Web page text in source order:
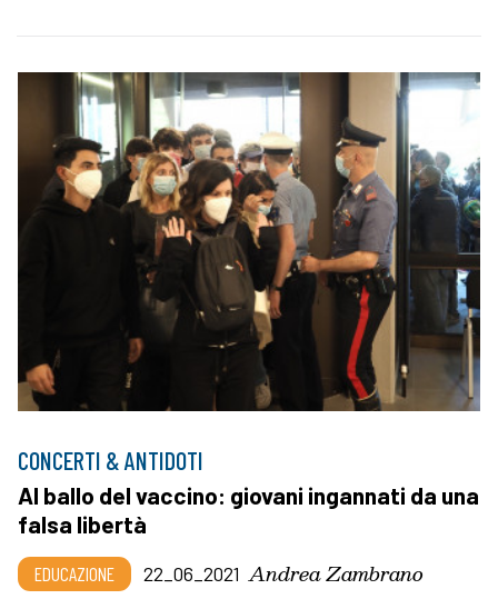
CONCERTI & ANTIDOTI
Al ballo del vaccino: giovani ingannati da una
falsa libertà
EDUCAZIONE 22_06_2021 Andrea Zambrano